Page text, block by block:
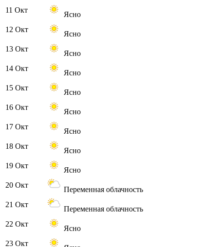
11 Окт
Ясно
12 Окт
Ясно
13 Окт
Ясно
14 Окт
Ясно
15 Окт
Ясно
16 Окт
Ясно
17 Окт
Ясно
18 Окт
Ясно
19 Окт
Ясно
20 Окт
Переменная облачность
21 Окт
Переменная облачность
22 Окт
Ясно
23 Окт